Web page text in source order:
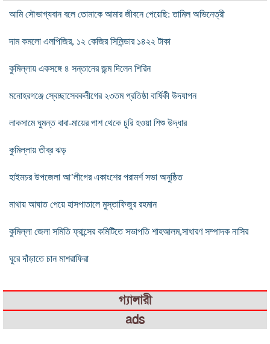
আমি সৌভাগ্যবান বলে তোমাকে আমার জীবনে পেয়েছি: তামিল অভিনেত্রী
দাম কমলো এলপিজির, ১২ কেজির সিলিন্ডার ১৪২২ টাকা
কুমিল্লায় একসঙ্গে ৪ সন্তানের জন্ম দিলেন শিরিন
মনোহরগঞ্জে স্বেচ্ছাসেবকলীগের ২৩তম প্রতিষ্ঠা বার্ষিকী উদযাপন
লাকসামে ঘুমন্ত বাবা-মায়ের পাশ থেকে চুরি হওয়া শিশু উদ্ধার
কুমিল্লায় তীব্র ঝড়
হাইমচর উপজেলা আ’লীগের একাংশের পরামর্শ সভা অনুষ্ঠিত
মাথায় আঘাত পেয়ে হাসপাতালে মুস্তাফিজুর রহমান
কুমিল্লা জেলা সমিতি ফ্রান্সের কমিটিতে সভাপতি শাহআলম,সাধারণ সম্পাদক নাসির
ঘুরে দাঁড়াতে চান মাশরাফিরা
গ্যালারী
ads